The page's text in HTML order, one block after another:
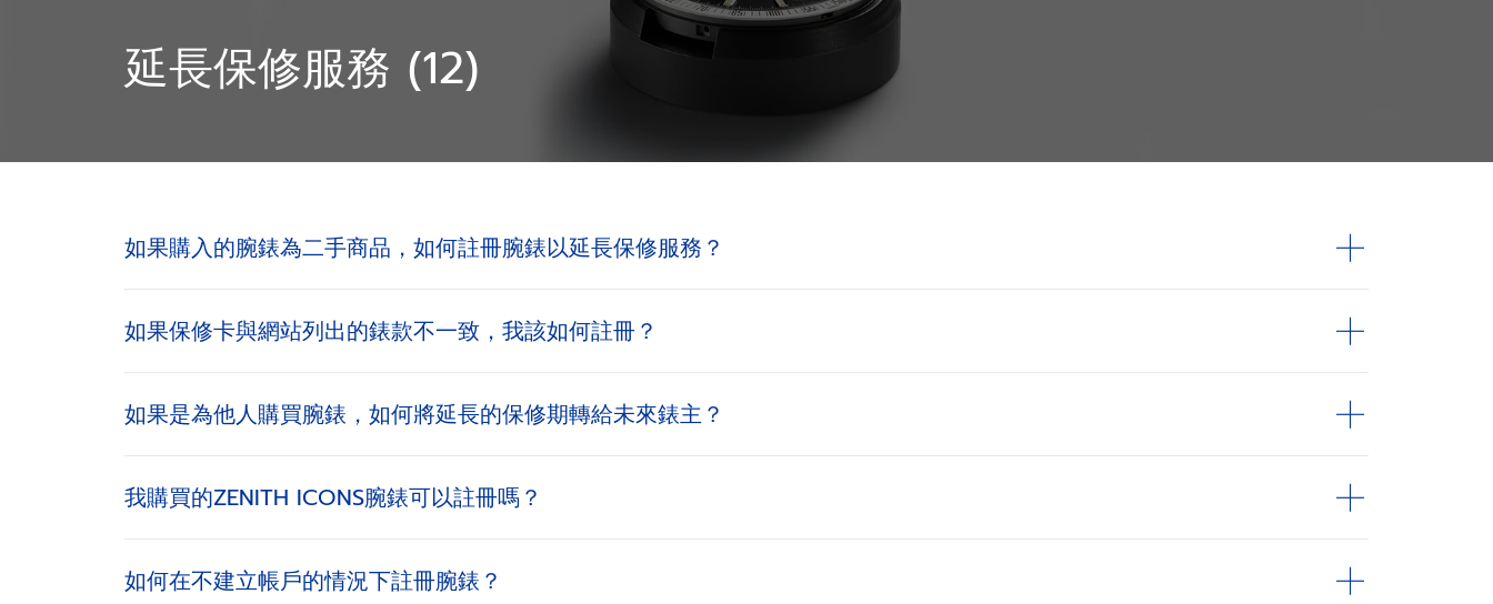
延長保修服務 (12)
如果購入的腕錶為二手商品，如何註冊腕錶以延長保修服務？
如果保修卡與網站列出的錶款不一致，我該如何註冊？
如果是為他人購買腕錶，如何將延長的保修期轉給未來錶主？
我購買的ZENITH ICONS腕錶可以註冊嗎？
如何在不建立帳戶的情況下註冊腕錶？